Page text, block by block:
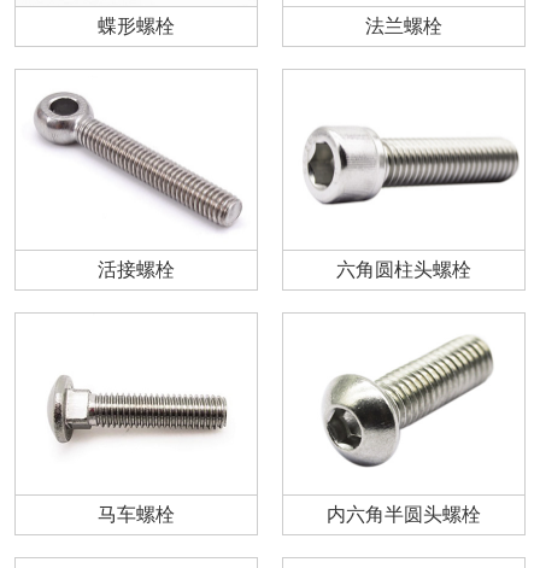
蝶形螺栓 法兰螺栓
活接螺栓 六角圆柱头螺栓
马车螺栓 内六角半圆头螺栓